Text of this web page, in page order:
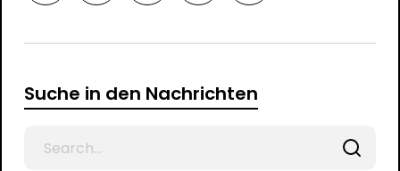
Suche in den Nachrichten